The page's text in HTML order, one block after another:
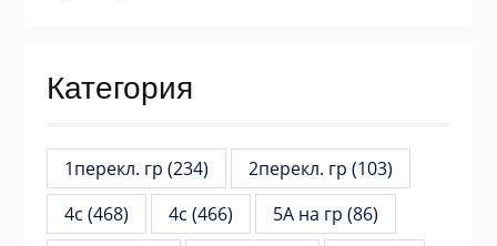
Категория
1перекл. гр (234) 2перекл. гр (103)
4c (468) 4с (466) 5А на гр (86)